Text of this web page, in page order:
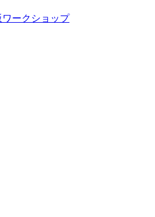
ワークショップ